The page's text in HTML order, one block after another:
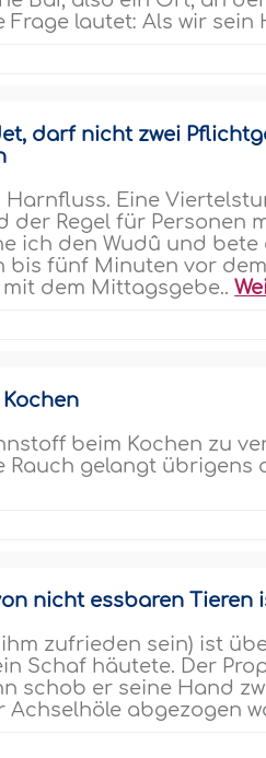
Frage lautet: Als wir
darf nicht zwei
Harnfluss. Eine
der Regel für Personen
ich den Wudû und
fünf Minuten vor
mit dem Mittagsgebe..
beim Kochen zu
Rauch gelangt übrigens
nicht essbaren Tieren
zufrieden sein) ist
Schaf häutete. Der
schob er seine Hand
Achselhöle abgezogen